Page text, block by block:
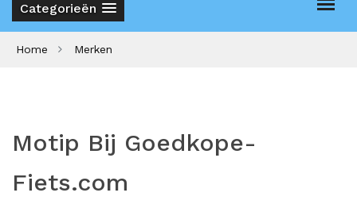
Categorieën
Home Merken
Motip Bij Goedkope-
Fiets.com